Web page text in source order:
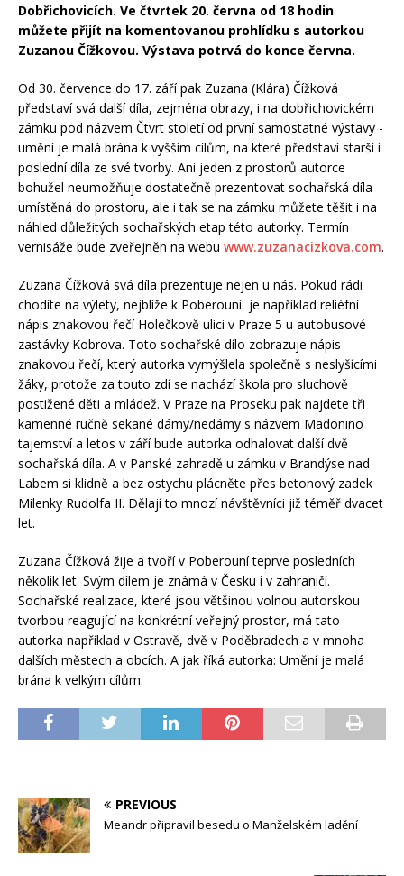
Dobřichovicích. Ve čtvrtek 20. června od 18 hodin
můžete přijít na komentovanou prohlídku s autorkou
Zuzanou Čížkovou. Výstava potrvá do konce června.
Od 30. července do 17. září pak Zuzana (Klára) Čížková
představí svá další díla, zejména obrazy, i na dobřichovickém
zámku pod názvem Čtvrt století od první samostatné výstavy -
umění je malá brána k vyšším cílům, na které představí starší i
poslední díla ze své tvorby. Ani jeden z prostorů autorce
bohužel neumožňuje dostatečně prezentovat sochařská díla
umístěná do prostoru, ale i tak se na zámku můžete těšit i na
náhled důležitých sochařských etap této autorky. Termín
vernisáže bude zveřejněn na webu www.zuzanacizkova.com.
Zuzana Čížková svá díla prezentuje nejen u nás. Pokud rádi
chodíte na výlety, nejblíže k Poberouní je například reliéfní
nápis znakovou řečí Holečkově ulici v Praze 5 u autobusové
zastávky Kobrova. Toto sochařské dílo zobrazuje nápis
znakovou řečí, který autorka vymýšlela společně s neslyšícími
žáky, protože za touto zdí se nachází škola pro sluchově
postižené děti a mládež. V Praze na Proseku pak najdete tři
kamenné ručně sekané dámy/nedámy s názvem Madonino
tajemství a letos v září bude autorka odhalovat další dvě
sochařská díla. A v Panské zahradě u zámku v Brandýse nad
Labem si klidně a bez ostychu plácněte přes betonový zadek
Milenky Rudolfa II. Dělají to mnozí návštěvníci již téměř dvacet
let.
Zuzana Čížková žije a tvoří v Poberouní teprve posledních
několik let. Svým dílem je známá v Česku i v zahraničí.
Sochařské realizace, které jsou většinou volnou autorskou
tvorbou reagující na konkrétní veřejný prostor, má tato
autorka například v Ostravě, dvě v Poděbradech a v mnoha
dalších městech a obcích. A jak říká autorka: Umění je malá
brána k velkým cílům.
PREVIOUS
Meandr připravil besedu o Manželském ladění